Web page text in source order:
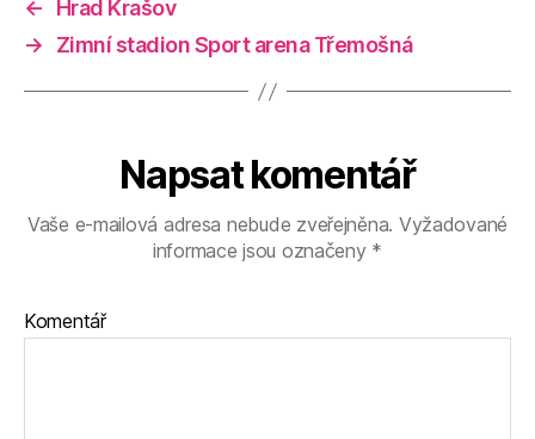
←
Hrad Krašov
→
Zimní stadion Sport arena Třemošná
Napsat komentář
Vaše e-mailová adresa nebude zveřejněna. Vyžadované
informace jsou označeny *
Komentář